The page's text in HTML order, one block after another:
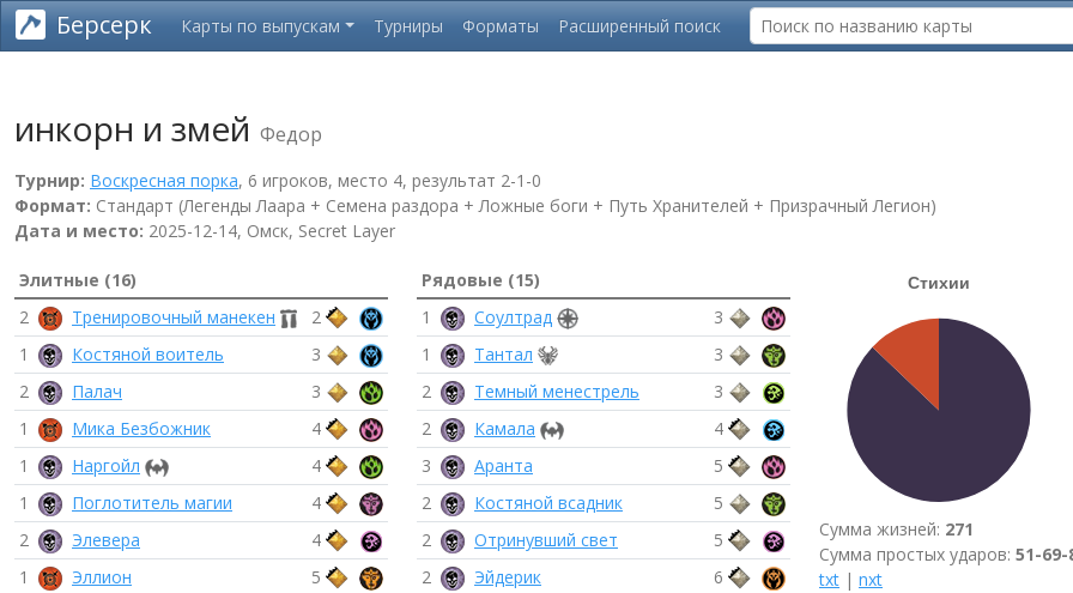
Берсерк Карты по выпускам Турниры Форматы Расширенный поиск
инкорн и змей Федор
Турнир: Воскресная порка, 6 игроков, место 4, результат 2-1-0
Формат: Стандарт (Легенды Лаара + Семена раздора + Ложные боги + Путь Хранителей + Призрачный Легион)
Дата и место: 2025-12-14, Омск, Secret Layer
Элитные (16)
2
Тренировочный манекен
2
1
Костяной воитель
3
2
Палач
3
1
Мика Безбожник
4
1
Наргойл
4
1
Поглотитель магии
4
2
Элевера
4
1
Эллион
5
Рядовые (15)
1
Соултрад
3
1
Тантал
3
2
Темный менестрель
3
2
Камала
4
3
Аранта
5
2
Костяной всадник
5
2
Отринувший свет
5
2
Эйдерик 6
Сумма жизней: 271
Сумма простых ударов: 51-69-
txt | nxt